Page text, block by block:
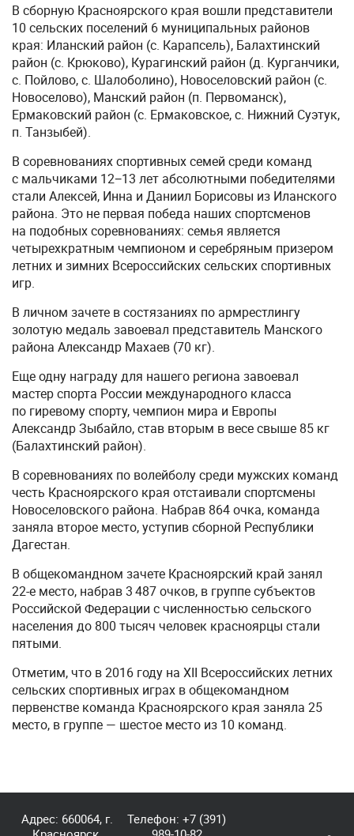
В сборную Красноярского края вошли представители
10 сельских поселений 6 муниципальных районов
края: Иланский район (с. Карапсель), Балахтинский
район (с. Крюково), Курагинский район (д. Курганчики,
с. Пойлово, с. Шалоболино), Новоселовский район (с.
Новоселово), Манский район (п. Первоманск),
Ермаковский район (с. Ермаковское, с. Нижний Суэтук,
п. Танзыбей).
В соревнованиях спортивных семей среди команд
с мальчиками 12−13 лет абсолютными победителями
стали Алексей, Инна и Даниил Борисовы из Иланского
района. Это не первая победа наших спортсменов
на подобных соревнованиях: семья является
четырехкратным чемпионом и серебряным призером
летних и зимних Всероссийских сельских спортивных
игр.
В личном зачете в состязаниях по армрестлингу
золотую медаль завоевал представитель Манского
района Александр Махаев (70 кг).
Еще одну награду для нашего региона завоевал
мастер спорта России международного класса
по гиревому спорту, чемпион мира и Европы
Александр Зыбайло, став вторым в весе свыше 85 кг
(Балахтинский район).
В соревнованиях по волейболу среди мужских команд
честь Красноярского края отстаивали спортсмены
Новоселовского района. Набрав 864 очка, команда
заняла второе место, уступив сборной Республики
Дагестан.
В общекомандном зачете Красноярский край занял
22-е место, набрав 3 487 очков, в группе субъектов
Российской Федерации с численностью сельского
населения до 800 тысяч человек красноярцы стали
пятыми.
Отметим, что в 2016 году на XII Всероссийскихлетних
сельских спортивных играх в общекомандном
первенстве команда Красноярского края заняла 25
место, в группе — шестое место из 10 команд.
Адрес: 660064, г.
Телефон:+7 (391)